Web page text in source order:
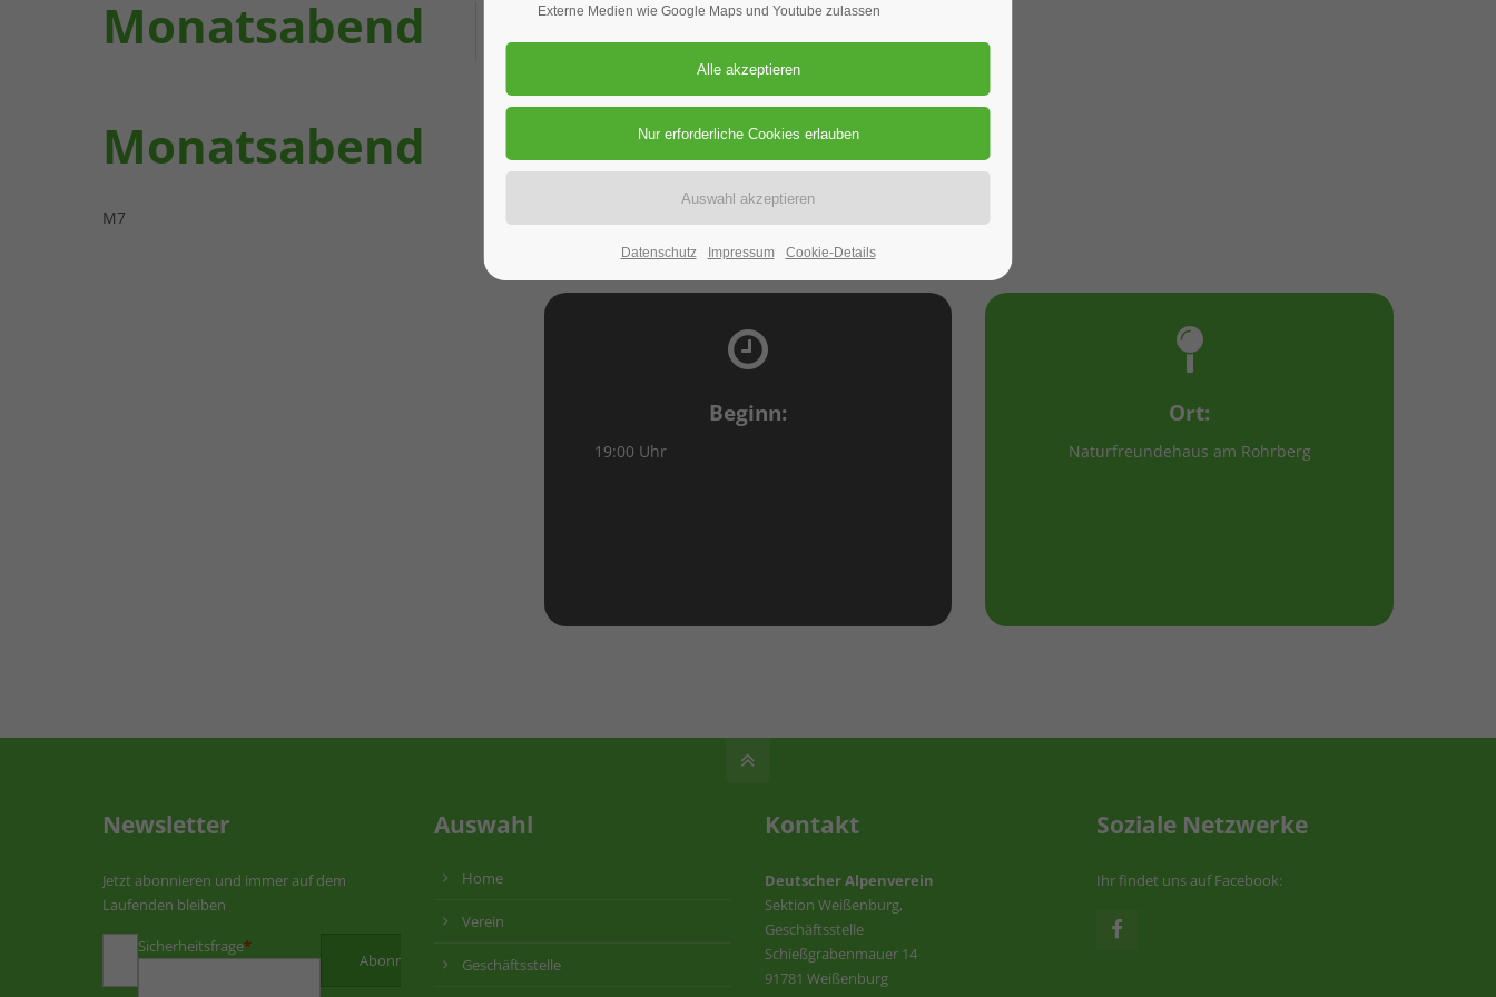
Monatsabend
10.07.2025
ORT: NATURFREUNDEHAUS AM ROHRBERG
Monatsabend
M7
Beginn:
19:00 Uhr
Ort:
Naturfreundehaus am Rohrberg
Newsletter
Jetzt abonnieren und immer auf dem
Laufenden bleiben
Sicherheitsfrage*
Auswahl
Home
Verein
Geschäftsstelle
Kontakt
Deutscher Alpenverein
Sektion Weißenburg,
Geschäftsstelle
Schießgrabenmauer 14
91781 Weißenburg
Soziale Netzwerke
Ihr findet uns auf Facebook:
Externe Medien wie Google Maps und Youtube zulassen
Datenschutz Impressum Cookie-Details